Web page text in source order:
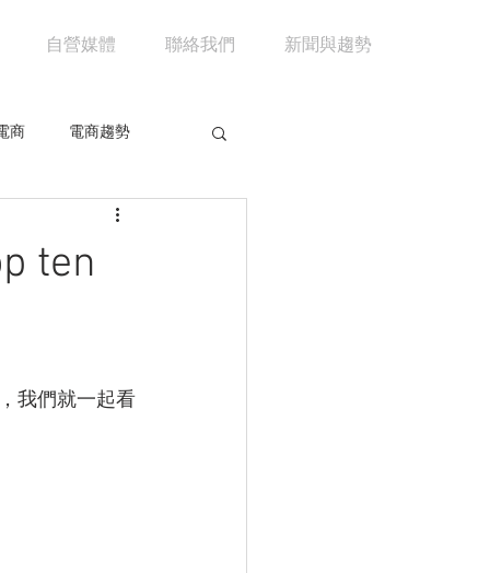
自營媒體 聯絡我們 新聞與趨勢
商 電商趨勢
京東
ten
我們就一起看